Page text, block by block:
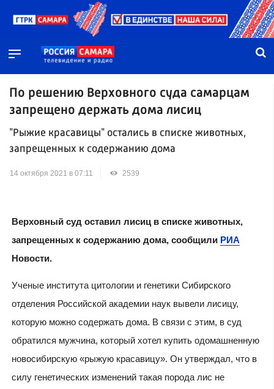
По решению Верховного суда самарцам
запрещено держать дома лисиц
"Рыжие красавицы" остались в списке животных,
запрещенных к содержанию дома
14 октября 2021 в 07:11 2539
Верховный суд оставил лисиц в списке животных,
запрещенных к содержанию дома, сообщили РИА
Новости.
Ученые института цитологии и генетики Сибирского
отделения Российской академии наук вывели лисицу,
которую можно содержать дома. В связи с этим, в суд
обратился мужчина, который хотел купить одомашненную
новосибирскую «рыжую красавицу». Он утверждал, что в
силу генетических изменений такая порода лис не